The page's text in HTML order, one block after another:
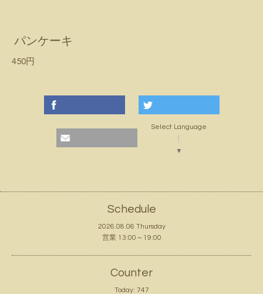
パンケーキ
450円
Select Language
▼
Schedule
2026.08.06 Thursday
営業 13:00～19:00
Counter
Today: 747